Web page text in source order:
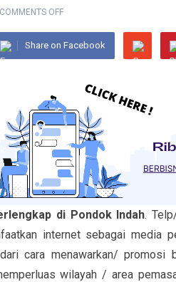
COMMENTS OFF
Share on Facebook
di Pondok Indah.
internet sebagai media
cara menawarkan/ promosi
wilayah / area